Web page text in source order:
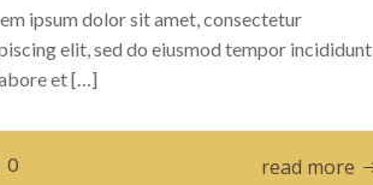
ipsum dolor sit amet, consectetur
elit, sed do eiusmod tempor incididunt
et […]
0 read more